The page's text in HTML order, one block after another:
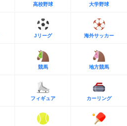
高校野球 大学野球
Jリーグ 海外サッカー
競馬 地方競馬
フィギュア カーリング